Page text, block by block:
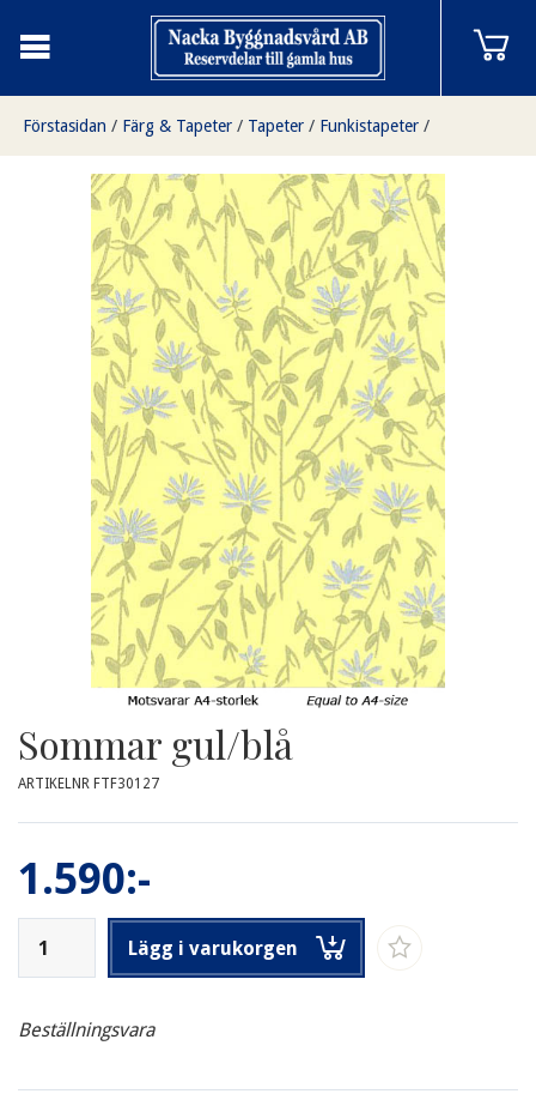
Förstasidan / Färg & Tapeter / Tapeter / Funkistapeter /
Sommar gul/blå
Sommar gul/blå
ARTIKELNR FTF30127
1.590:-
Lägg i varukorgen
Beställningsvara